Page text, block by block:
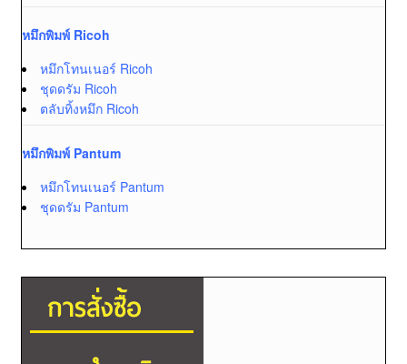
หมึกพิมพ์ Ricoh
หมึกโทนเนอร์ Ricoh
ชุดดรัม Ricoh
ตลับทิ้งหมึก Ricoh
หมึกพิมพ์ Pantum
หมึกโทนเนอร์ Pantum
ชุดดรัม Pantum